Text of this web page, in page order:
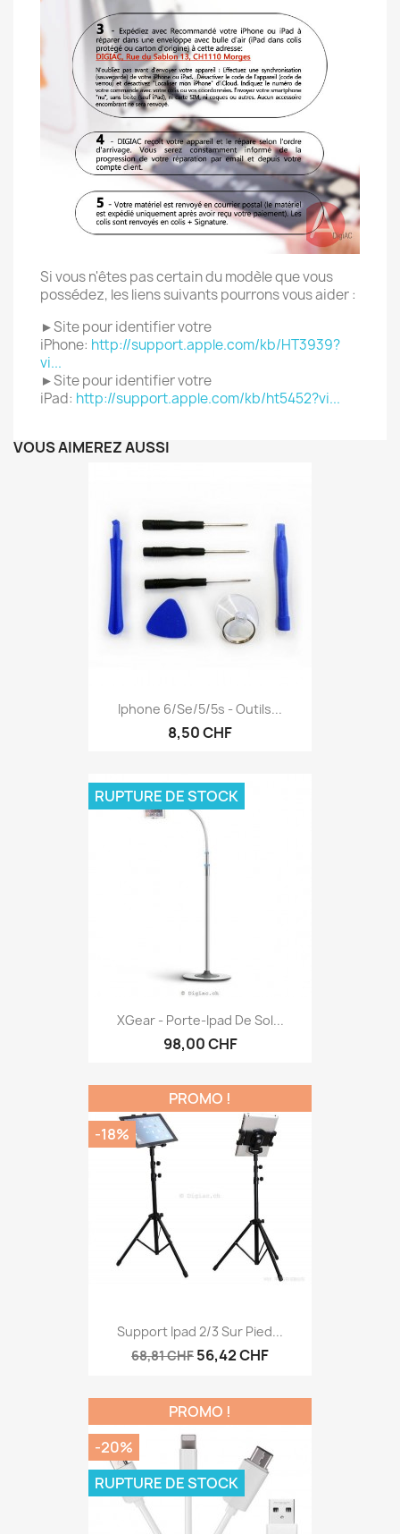
Si vous n'êtes pas certain du modèle que vous
possédez, les liens suivants pourrons vous aider :
►Site pour identifier votre
iPhone: http://support.apple.com/kb/HT3939?
vi...
►Site pour identifier votre
iPad: http://support.apple.com/kb/ht5452?vi...
VOUS AIMEREZ AUSSI
Iphone 6/se/5/5s - Outils...
8,50 CHF
XGear - Porte-Ipad De Sol...
98,00 CHF
RUPTURE DE STOCK
Support Ipad 2/3 Sur Pied...
68,81 CHF 56,42 CHF
PROMO !
-18%
PROMO !
-20%
RUPTURE DE STOCK